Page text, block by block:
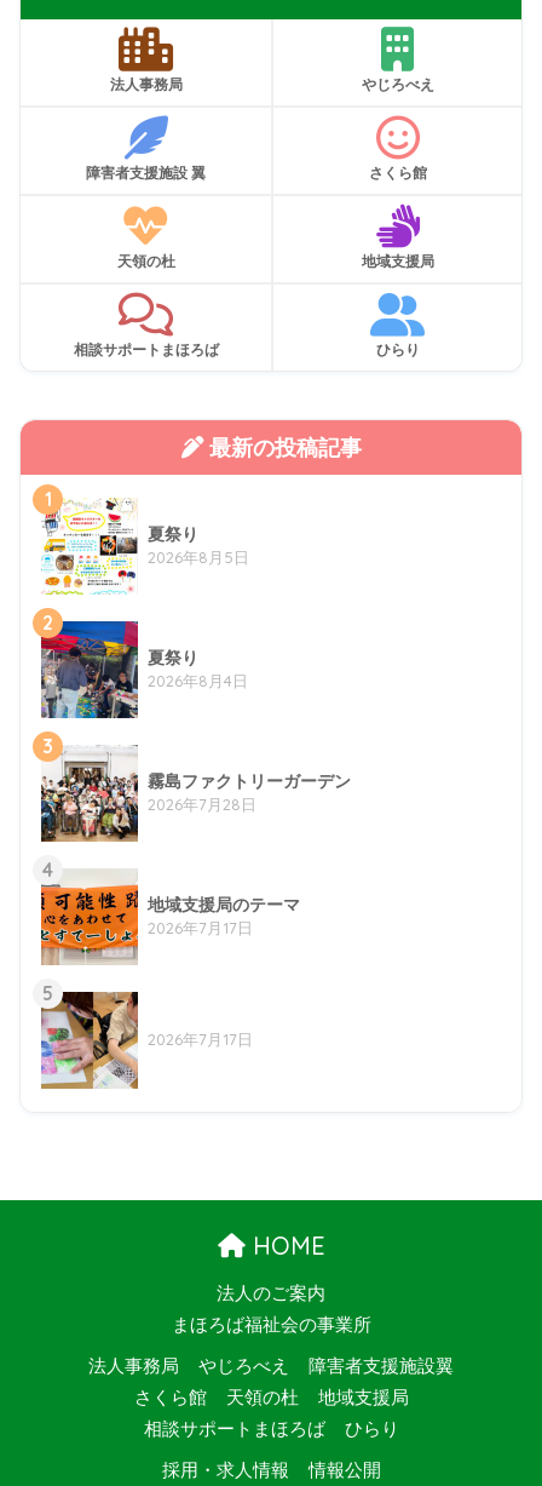
法人事務局 やじろべえ
障害者支援施設 翼 さくら館
天領の杜 地域支援局
相談サポートまほろば ひらり
最新の投稿記事
1
夏祭り
2026年8月5日
2
夏祭り
2026年8月4日
3
霧島ファクトリーガーデン
2026年7月28日
4
地域支援局のテーマ
2026年7月17日
5
2026年7月17日
HOME
法人のご案内
まほろば福祉会の事業所
法人事務局 やじろべえ
障害者支援施設翼
さくら館
天領の杜
地域支援局
相談サポートまほろば
ひらり
採用・求人情報 情報公開